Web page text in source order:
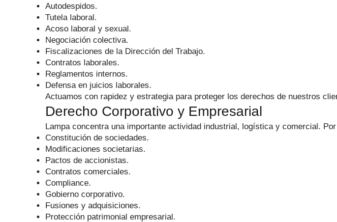
Autodespidos.
Tutela laboral.
Acoso laboral y sexual.
Negociación colectiva.
Fiscalizaciones de la Dirección del Trabajo.
Contratos laborales.
Reglamentos internos.
Defensa en juicios laborales.
Actuamos con rapidez y estrategia para proteger los derechos de nuestros
Derecho Corporativo y Empresarial
Lampa concentra una importante actividad industrial, logística y comercial.
Constitución de sociedades.
Modificaciones societarias.
Pactos de accionistas.
Contratos comerciales.
Compliance.
Gobierno corporativo.
Fusiones y adquisiciones.
Protección patrimonial empresarial.